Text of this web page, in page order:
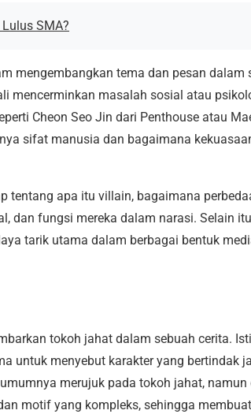
SMA?
mengembangkan tema dan pesan dalam
mencerminkan masalah sosial atau
Cheon Seo Jin dari Penthouse atau
sifat manusia dan bagaimana
tentang apa itu villain, bagaimana
dan fungsi mereka dalam narasi. Selain
tarik utama dalam berbagai bentuk
tokoh jahat dalam sebuah cerita.
untuk menyebut karakter yang bertindak
merujuk pada tokoh jahat, namun
motif yang kompleks, sehingga